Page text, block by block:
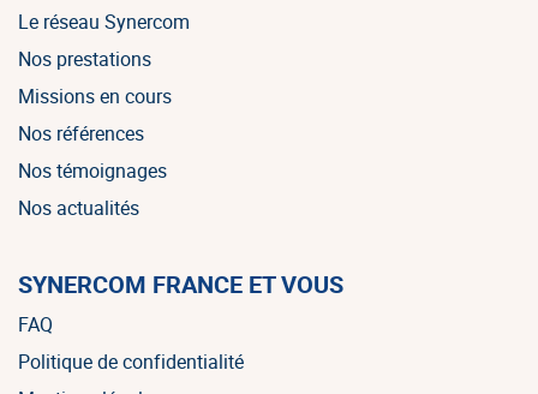
Le réseau Synercom
Nos prestations
Missions en cours
Nos références
Nos témoignages
Nos actualités
SYNERCOM FRANCE ET VOUS
FAQ
Politique de confidentialité